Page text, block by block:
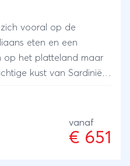
vooral op de
eten en een
op het platteland maar
kust van Sardinië.
beschikt over een
de authentieke smaak
gerechten te
uit de nabije
vanaf
€ 651